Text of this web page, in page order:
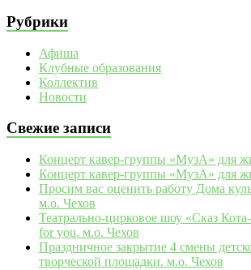
Рубрики
Афиша
Клубные образования
Коллектив
Новости
Свежие записи
Концерт кавер-группы «МузА» для
Концерт кавер-группы «МузА» для
Просим вас оценить работу Дома
м.о. Чехов
Театрально‑цирковое шоу «Сказ
for you. м.о. Чехов
Праздничное закрытие 4 смены
творческой площадки. м.о. Чехов